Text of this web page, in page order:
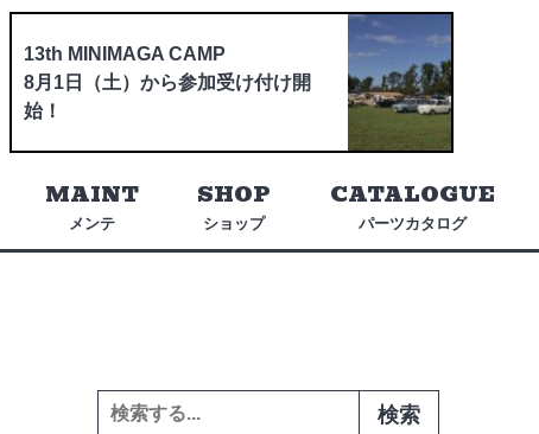
13th MINIMAGA CAMP
8月1日（土）から参加受け付け開
始！
メンテ
MAINT
ショップ
SHOP
パーツカタログ
CATALOGUE
検索: